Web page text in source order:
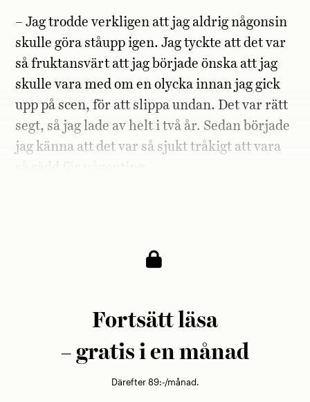
– Jag trodde verkligen att jag aldrig någonsin
skulle göra ståupp igen. Jag tyckte att det var
så fruktansvärt att jag började önska att jag
skulle vara med om en olycka innan jag gick
upp på scen, för att slippa undan. Det var rätt
segt, så jag lade av helt i två år. Sedan började
jag känna att det var så sjukt tråkigt att vara
Fortsätt läsa
– gratis i en månad
Därefter 89:-/månad.